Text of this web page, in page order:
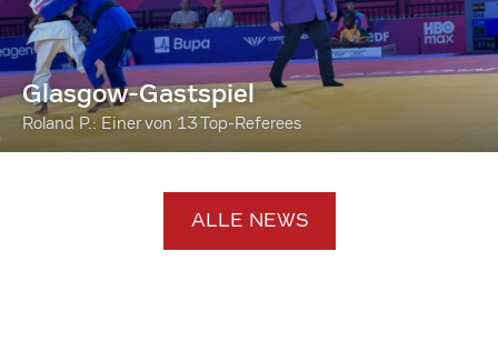
Glasgow-Gastspiel
Roland P.: Einer von 13 Top-Referees
ALLE NEWS